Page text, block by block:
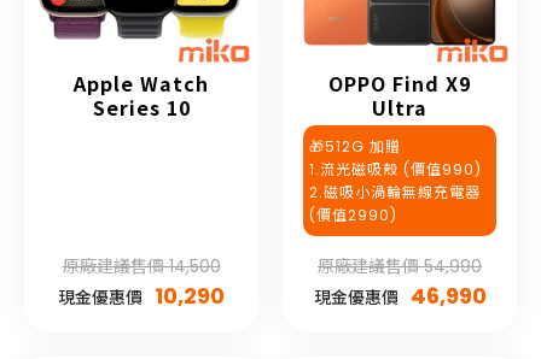
Apple Watch
Series 10
原廠建議售價 14,500
現金優惠價 10,290
OPPO Find X9
Ultra
🎁512G 加贈
1.流光磁吸殼 (價值990)
2.磁吸小渦輪無線充電器
(價值2990)
原廠建議售價 54,990
現金優惠價 46,990